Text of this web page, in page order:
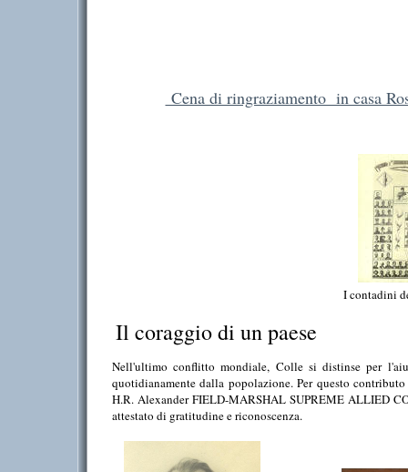
Cena di ringraziamento in casa
I contadini
Il coraggio di un paese
Nell'ultimo conflitto mondiale, Colle si distinse per
quotidianamente dalla popolazione. Per questo
H.R. Alexander FIELD-MARSHAL SUPREME ALLIED
attestato di gratitudine e riconoscenza.